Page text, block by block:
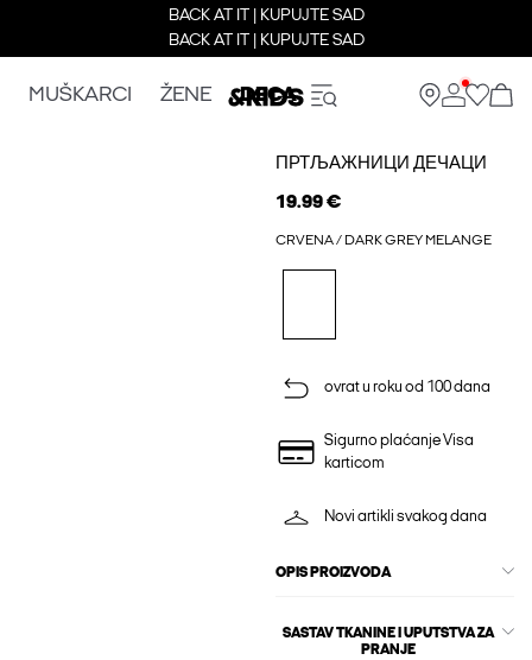
BACK AT IT | KUPUJTE SAD
BACK AT IT | KUPUJTE SAD
MUŠKARCI ŽENE DECA
ПРТЉАЖНИЦИ ДЕЧАЦИ
19.99 €
CRVENA / DARK GREY MELANGE
ovrat u roku od 100 dana
Sigurno plaćanje Visa
karticom
Novi artikli svakog dana
OPIS PROIZVODA
SASTAV TKANINE I UPUTSTVA ZA
PRANJE